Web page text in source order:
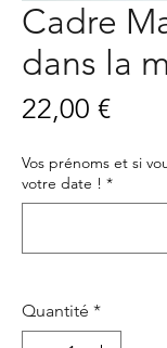
Cadre
dans la
22,00 €Prix
Vos prénoms et si
votre date ! *
Quantité *